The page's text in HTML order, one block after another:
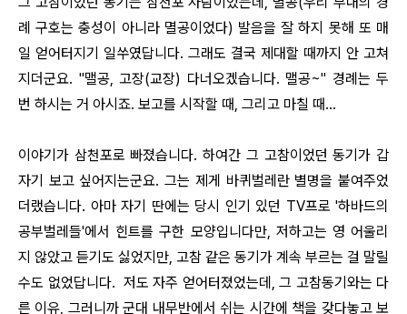
례 구호는 충성이 아니라 멸공이었다) 발음을 잘 하지 못해 또 매
일 얻어터지기 일쑤였답니다. 그래도 결국 제대할 때까지 안 고쳐
지더군요. "맬공, 고장(교장) 다너오겠습니다. 맬공~" 경례는 두
번 하시는 거 아시죠. 보고를 시작할 때, 그리고 마칠 때…
이야기가 삼천포로 빠졌습니다. 하여간 그 고참이었던 동기가 갑
자기 보고 싶어지는군요. 그는 제게 바퀴벌레란 별명을 붙여주었
더랬습니다. 아마 자기 딴에는 당시 인기 있던 TV프로 '하바드의
공부벌레들'에서 힌트를 구한 모양입니다만, 저하고는 영 어울리
지 않았고 듣기도 싫었지만, 고참 같은 동기가 계속 부르는 걸 말릴
수도 없었답니다. 저도 자주 얻어터졌었는데, 그 고참동기와는 다
른 이유, 그러니까 군대 내무반에서 쉬는 시간에 책을 갖다놓고 보